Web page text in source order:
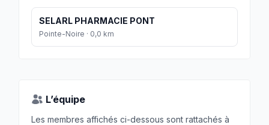
SELARL PHARMACIE PONT
Pointe-Noire · 0,0 km
L’équipe
Les membres affichés ci-dessous sont rattachés à